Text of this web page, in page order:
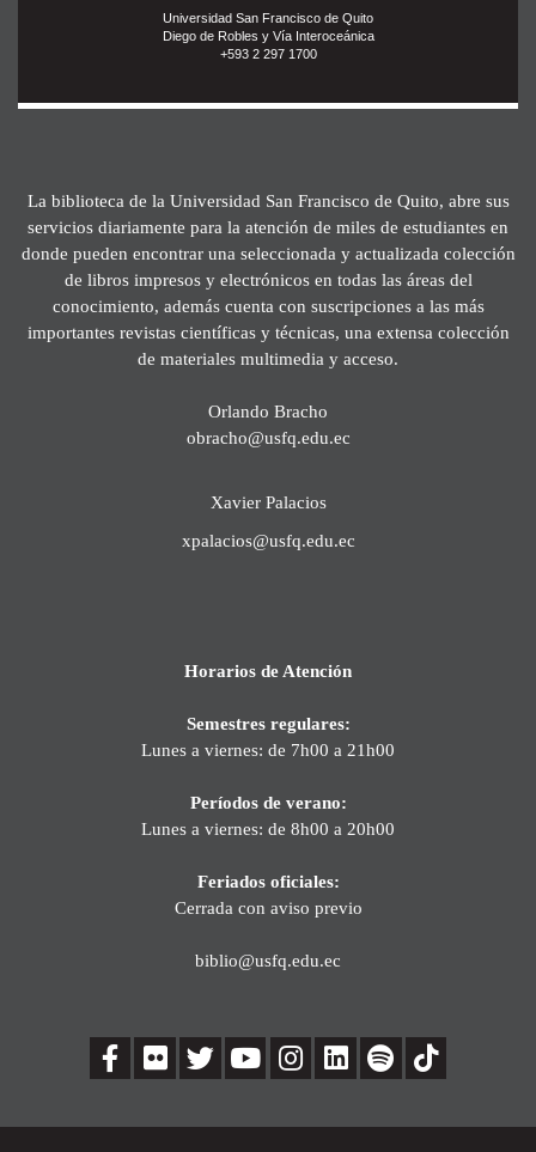
Universidad San Francisco de Quito
Diego de Robles y Vía Interoceánica
+593 2 297 1700
La biblioteca de la Universidad San Francisco de Quito, abre sus
servicios diariamente para la atención de miles de estudiantes en
donde pueden encontrar una seleccionada y actualizada colección
de libros impresos y electrónicos en todas las áreas del
conocimiento, además cuenta con suscripciones a las más
importantes revistas científicas y técnicas, una extensa colección
de materiales multimedia y acceso.
Orlando Bracho
obracho@usfq.edu.ec
Xavier Palacios
xpalacios@usfq.edu.ec
Horarios de Atención
Semestres regulares:
Lunes a viernes: de 7h00 a 21h00
Períodos de verano:
Lunes a viernes: de 8h00 a 20h00
Feriados oficiales:
Cerrada con aviso previo
biblio@usfq.edu.ec